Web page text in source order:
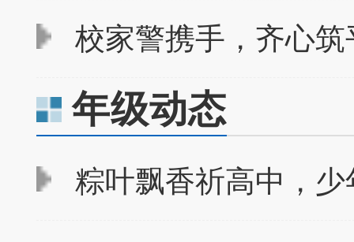
校家警携手，齐心筑
年级动态
粽叶飘香祈高中，少